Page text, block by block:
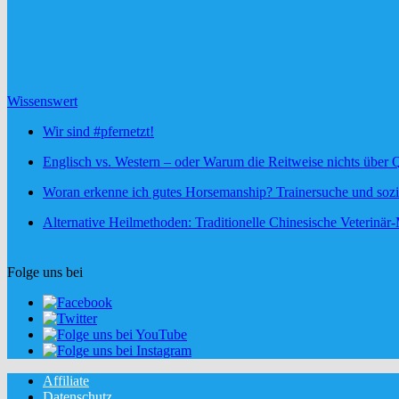
Wissenswert
Wir sind #pfernetzt!
Englisch vs. Western – oder Warum die Reitweise nichts über
Woran erkenne ich gutes Horsemanship? Trainersuche und
Alternative Heilmethoden: Traditionelle Chinesische
Folge uns bei
Affiliate